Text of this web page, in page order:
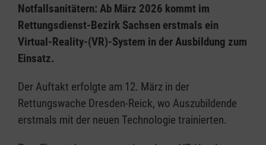
Notfallsanitätern: Ab März 2026 kommt im
Rettungsdienst-Bezirk Sachsen erstmals ein
Virtual-Reality-(VR)-System in der Ausbildung zum
Einsatz.
Der Auftakt erfolgte am 12. März in der
Rettungswache Dresden-Reick, wo Auszubildende
erstmals mit der neuen Technologie trainierten.